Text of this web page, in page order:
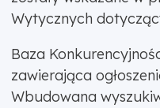
Wytycznych
Baza
zawierająca
Wbudowana